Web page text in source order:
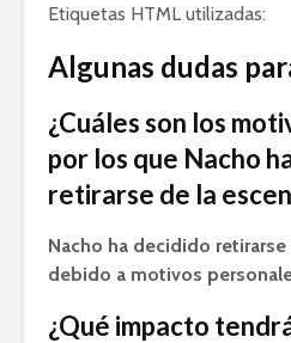
Etiquetas HTML utilizadas:
Algunas dudas
¿Cuáles son los
por los que Nacho
retirarse de la
Nacho ha decidido
debido a motivos
¿Qué impacto